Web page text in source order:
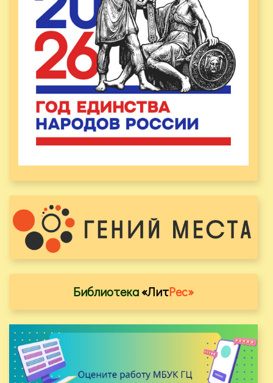
Библиотека«ЛитРес»